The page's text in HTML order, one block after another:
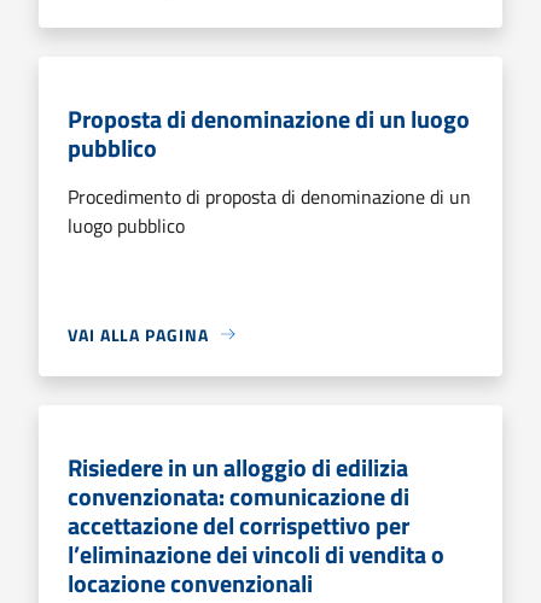
Proposta di denominazione di un luogo
pubblico
Procedimento di proposta di denominazione di un
luogo pubblico
VAI ALLA PAGINA
Risiedere in un alloggio di edilizia
convenzionata: comunicazione di
accettazione del corrispettivo per
l’eliminazione dei vincoli di vendita o
locazione convenzionali